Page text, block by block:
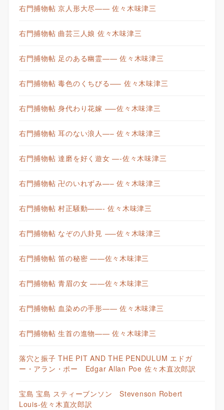
右門捕物帖 京人形大尽—— 佐々木味津三
右門捕物帖 曲芸三人娘 佐々木味津三
右門捕物帖 足のある幽霊—— 佐々木味津三
右門捕物帖 毒色のくちびる—– 佐々木味津三
右門捕物帖 身代わり花嫁 —–佐々木味津三
右門捕物帖 耳のない浪人—– 佐々木味津三
右門捕物帖 達磨を好く遊女 —-佐々木味津三
右門捕物帖 卍のいれずみ—– 佐々木味津三
右門捕物帖 村正騒動——- 佐々木味津三
右門捕物帖 なぞの八卦見 —–佐々木味津三
右門捕物帖 笛の秘密 ——佐々木味津三
右門捕物帖 青眉の女 ——佐々木味津三
右門捕物帖 血染めの手形—— 佐々木味津三
右門捕物帖 生首の進物—— 佐々木味津三
落穴と振子 THE PIT AND THE PENDULUM エドガ
ー・アラン・ポー Edgar Allan Poe 佐々木直次郎訳
宝島 宝島 スティーブンソン Stevenson Robert
Louis-佐々木直次郎訳